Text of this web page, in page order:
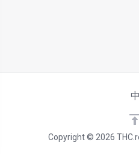
Copyright © 2026